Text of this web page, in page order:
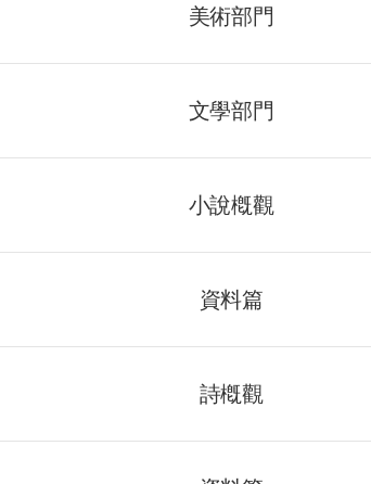
美術部門
文學部門
小說槪觀
資料篇
詩槪觀